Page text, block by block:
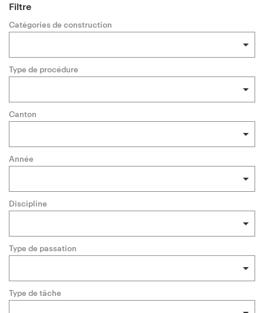
Filtre
Catégories de construction
Type de procédure
Canton
Année
Discipline
Type de passation
Type de tâche